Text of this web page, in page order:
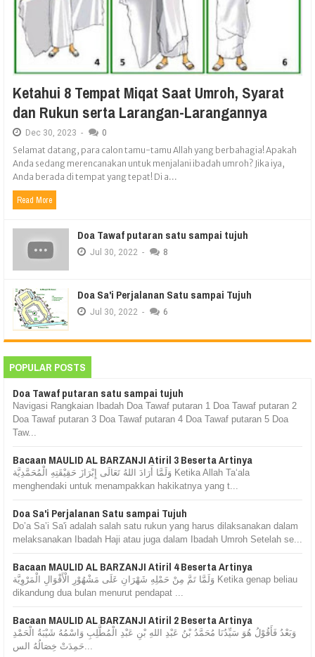
Ketahui 8 Tempat Miqat Saat Umroh, Syarat
dan Rukun serta Larangan-Larangannya
Dec 30, 2023 - 0
Selamat datang, para calon tamu-tamu Allah yang berbahagia! Apakah
Anda sedang merencanakan untuk menjalani ibadah umroh? Jika iya,
Anda berada di tempat yang tepat! Di a...
Read More
Doa Tawaf putaran satu sampai tujuh
Jul 30, 2022 - 8
Doa Sa'i Perjalanan Satu sampai Tujuh
Jul 30, 2022 - 6
POPULAR POSTS
Doa Tawaf putaran satu sampai tujuh
Navigasi Rangkaian Ibadah Doa Tawaf putaran 1 Doa Tawaf putaran 2
Doa Tawaf putaran 3 Doa Tawaf putaran 4 Doa Tawaf putaran 5 Doa
Taw...
Bacaan MAULID AL BARZANJI Atiril 3 Beserta Artinya
وَلَمَّا أَرَادَ اللهُ تَعَالَى إِبْرَازَ حَقِيْقَتِهِ الْمُحَمَّدِيَّة Ketika Allah Ta‘ala
menghendaki untuk menampakkan hakikatnya yang t...
Doa Sa'i Perjalanan Satu sampai Tujuh
Do’a Sa’i Sa'i adalah salah satu rukun yang harus dilaksanakan dalam
melaksanakan Ibadah Haji atau juga dalam Ibadah Umroh Setelah se...
Bacaan MAULID AL BARZANJI Atiril 4 Beserta Artinya
وَلَمَّا تَمَّ مِنْ حَمْلِهِ شَهْرَانِ عَلَى مَشْهُوْرِ الْأَقْوَالِ الْمَرْوِيَّة Ketika genap beliau
dikandung dua bulan menurut pendapat ...
Bacaan MAULID AL BARZANJI Atiril 2 Beserta Artinya
وَبَعْدُ فَأَقُوْلُ هُوَ سَيِّدُنَا مُحَمَّدُ بْنُ عَبْدِ اللهِ بْنِ عَبْدِ الْمُطَّلِبِ وَاسْمُهُ شَيْبَةُ الْحَمْدِ